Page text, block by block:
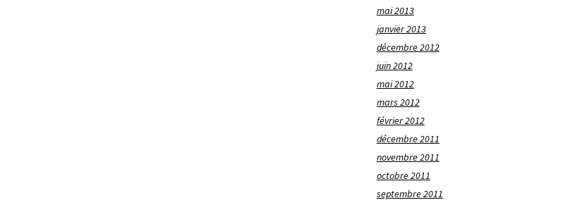
mai 2013
janvier 2013
décembre 2012
juin 2012
mai 2012
mars 2012
février 2012
décembre 2011
novembre 2011
octobre 2011
septembre 2011